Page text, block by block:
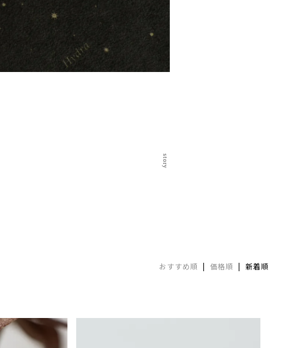
おすすめ順 |価格順 | 新着順